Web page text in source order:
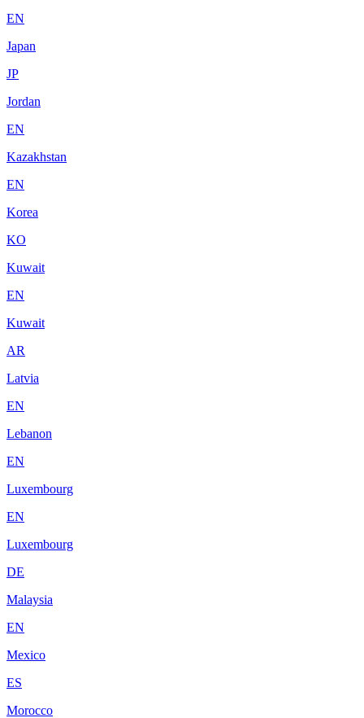
EN
Japan
JP
Jordan
EN
Kazakhstan
EN
Korea
KO
Kuwait
EN
Kuwait
AR
Latvia
EN
Lebanon
EN
Luxembourg
EN
Luxembourg
DE
Malaysia
EN
Mexico
ES
Morocco